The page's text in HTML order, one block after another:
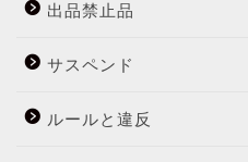
出品禁止品
サスペンド
ルールと違反